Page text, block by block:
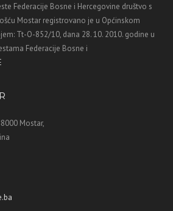
Federacije Bosne i Hercegovine društvo s
Mostar registrovano je u Općinskom
Tt-O-852/10, dana 28. 10. 2010. godine u
Federacije Bosne i
Mostar,